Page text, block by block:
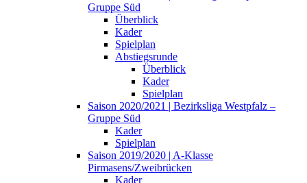
Gruppe Süd
Überblick
Kader
Spielplan
Abstiegsrunde
Überblick
Kader
Spielplan
Saison 2020/2021 | Bezirksliga Westpfalz –
Gruppe Süd
Kader
Spielplan
Saison 2019/2020 | A-Klasse
Pirmasens/Zweibrücken
Kader